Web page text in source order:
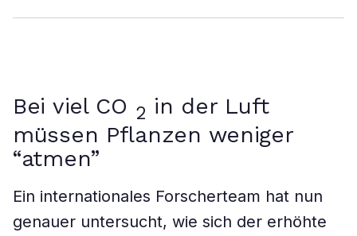
Bei viel CO 2 in der Luft
müssen Pflanzen weniger
“atmen”
Ein internationales Forscherteam hat nun
genauer untersucht, wie sich der erhöhte